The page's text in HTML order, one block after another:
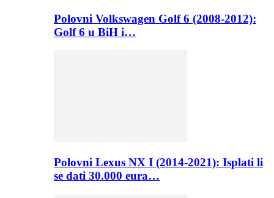
Polovni Volkswagen Golf 6 (2008-2012):
Golf 6 u BiH i…
Polovni Lexus NX I (2014-2021): Isplati li
se dati 30.000 eura…